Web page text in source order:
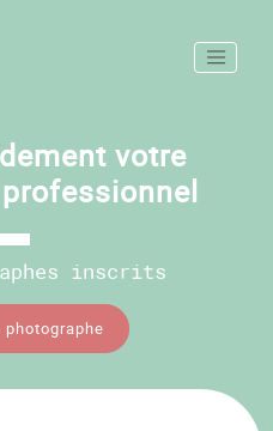
votre
inscrits
photographe